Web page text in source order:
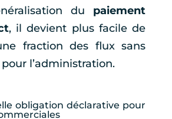
du paiement
, il devient plus facile de
fraction des flux sans
l’administration.
obligation déclarative pour